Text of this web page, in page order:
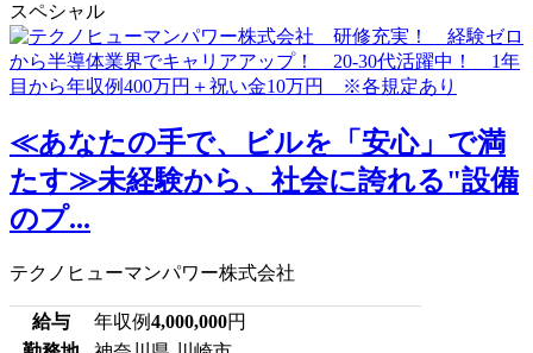
スペシャル
≪あなたの手で、ビルを「安心」で満
たす≫未経験から、社会に誇れる"設備
のプ...
テクノヒューマンパワー株式会社
給与 年収例4,000,000円